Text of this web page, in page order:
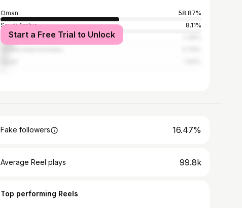
Oman
58.87%
Saudi Arabia
8.11%
IraqStart a Free Trial to Unlock
Fake followers 16.47%
Average Reel plays 99.8k
Top performing Reels